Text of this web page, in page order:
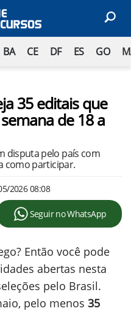
BA CE DF ES GO
35 editais que
de 18 a
disputa pelo país com
como participar.
2026 08:08
Seguir no WhatsApp
Então você pode
abertas nesta
pelo Brasil.
pelo menos 35